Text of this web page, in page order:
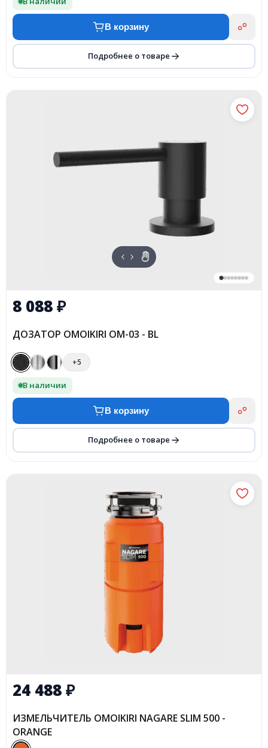
В корзину
Подробнее о товаре
8 088₽
ДОЗАТОР OMOIKIRI OM-03 - BL
+5
В наличии
В корзину
Подробнее о товаре
24 488₽
ИЗМЕЛЬЧИТЕЛЬ OMOIKIRI NAGARE SLIM 500 -
ORANGE